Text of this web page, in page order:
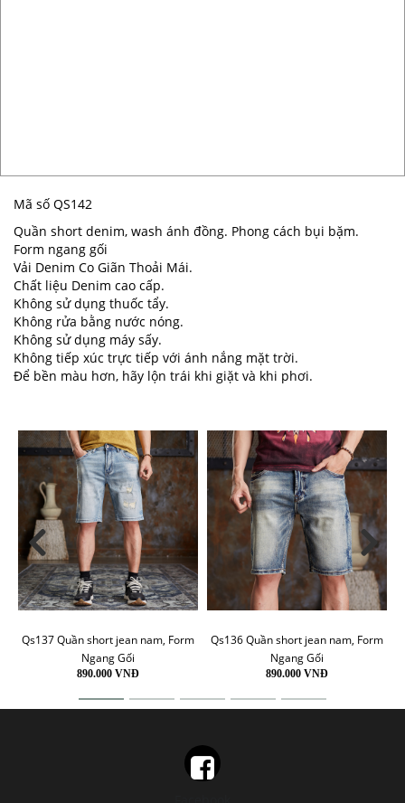
Mã số QS142
Quần short denim, wash ánh đồng. Phong cách bụi bặm.
Form ngang gối
Vải Denim Co Giãn Thoải Mái.
Chất liệu Denim cao cấp.
Không sử dụng thuốc tẩy.
Không rửa bằng nước nóng.
Không sử dụng máy sấy.
Không tiếp xúc trực tiếp với ánh nắng mặt trời.
Để bền màu hơn, hãy lộn trái khi giặt và khi phơi.
Qs137 Quần short jean nam, Form
Ngang Gối
890.000 VNĐ
Qs136 Quần short jean nam, Form
Ngang Gối
890.000 VNĐ